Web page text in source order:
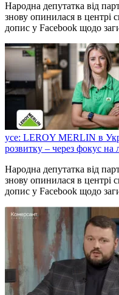
Народна депутатка від
знову опинилася в центрі
допис у Facebook щодо
усе: LEROY MERLIN в
розвитку – через фокус на
Народна депутатка від
знову опинилася в центрі
допис у Facebook щодо